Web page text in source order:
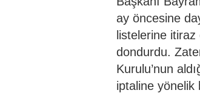
ay öncesine
listelerine
dondurdu.
Kurulu’nun
iptaline yönelik